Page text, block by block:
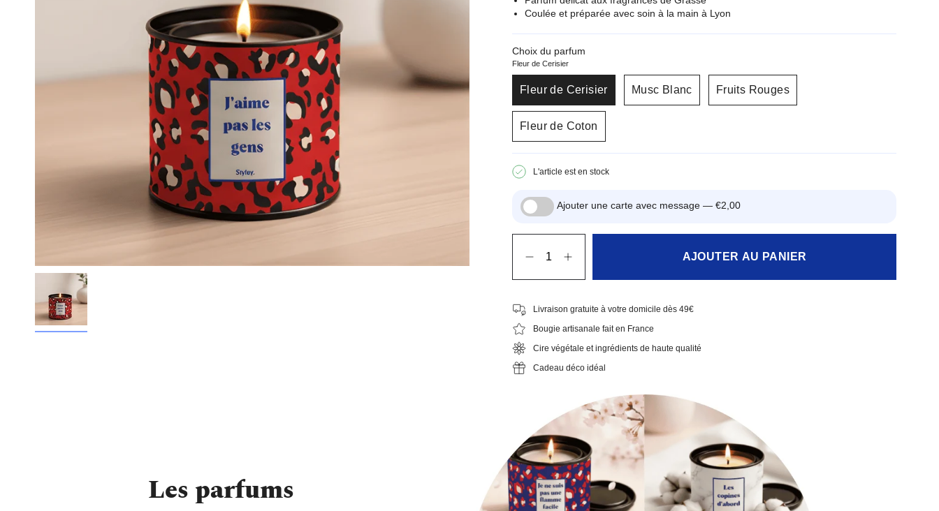
Coulée et préparée avec soin à la main à Lyon
Choix du parfum
Fleur de Cerisier
Fleur de Cerisier Musc Blanc Fruits Rouges
Fleur de Coton
L'article est en stock
Ajouter une carte avec message — €2,00
AJOUTER AU PANIER
Livraison gratuite à votre domicile dès 49€
Bougie artisanale fait en France
Cire végétale et ingrédients de haute qualité
Cadeau déco idéal
Les parfums